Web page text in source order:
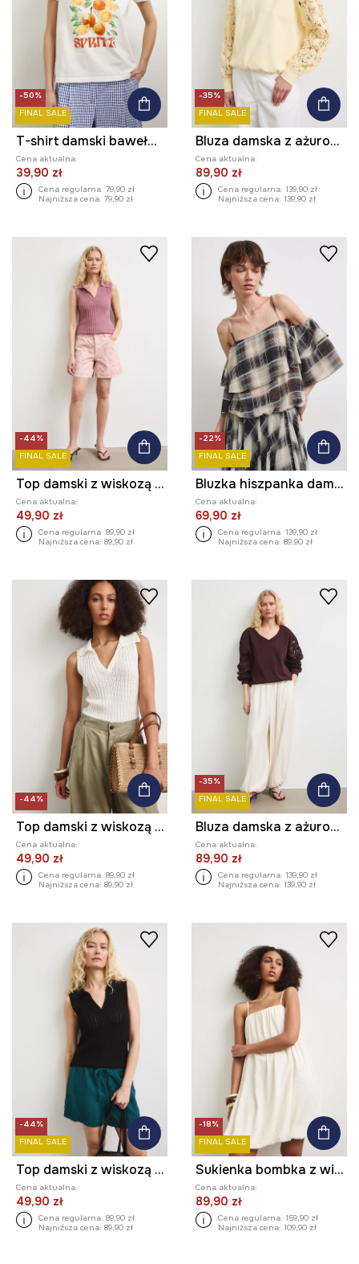
-50%
FINAL SALE
T-shirt damski bawełniany z nadrukiem
Cena aktualna:
39,90 zł
Cena regularna: 79,90 zł
Najniższa cena: 79,90 zł
-35%
FINAL SALE
Bluza damska z ażurowymi wstawkami
Cena aktualna:
89,90 zł
Cena regularna: 139,90 zł
Najniższa cena: 139,90 zł
-44%
FINAL SALE
Top damski z wiskozą ażurowy
Cena aktualna:
49,90 zł
Cena regularna: 89,90 zł
Najniższa cena: 89,90 zł
-22%
FINAL SALE
Bluzka hiszpanka damska w kratkę
Cena aktualna:
69,90 zł
Cena regularna: 139,90 zł
Najniższa cena: 89,90 zł
-44%
Top damski z wiskozą ażurowy
Cena aktualna:
49,90 zł
Cena regularna: 89,90 zł
Najniższa cena: 89,90 zł
-35%
FINAL SALE
Bluza damska z ażurowymi wstawkami
Cena aktualna:
89,90 zł
Cena regularna: 139,90 zł
Najniższa cena: 139,90 zł
-44%
FINAL SALE
Top damski z wiskozą ażurowy
Cena aktualna:
49,90 zł
Cena regularna: 89,90 zł
Najniższa cena: 89,90 zł
-18%
FINAL SALE
Sukienka bombka z wiskozą gładka
Cena aktualna:
89,90 zł
Cena regularna: 159,90 zł
Najniższa cena: 109,90 zł